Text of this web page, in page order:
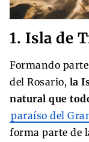
1. Isla de
Formando
del Rosario, la
natural que
paraíso del
forma parte de